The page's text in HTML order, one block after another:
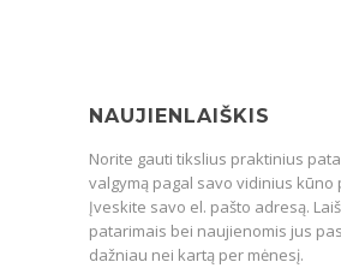
NAUJIENLAIŠKIS
Norite gauti tikslius praktinius
valgymą pagal savo vidinius kūno
Įveskite savo el. pašto adresą.
patarimais bei naujienomis jus
dažniau nei kartą per mėnesį.